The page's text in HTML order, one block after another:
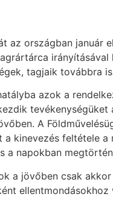
az országban január
tagjaik továbbra
azok a
A
kinevezés feltétele
a napokban
a jövőben csak